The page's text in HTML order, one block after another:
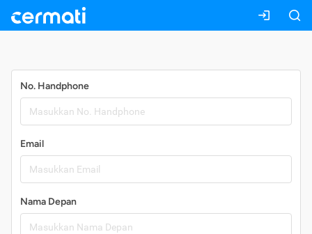
No. Handphone
Email
Nama Depan